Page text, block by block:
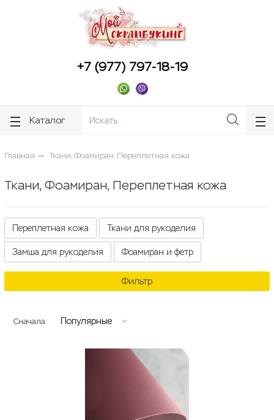
+7 (977) 797-18-19
Каталог
Главная Ткани, Фоамиран, Переплетная кожа
Ткани, Фоамиран, Переплетная кожа
Переплетная кожа Ткани для рукоделия
Замша для рукоделия Фоамиран и фетр
Фильтр
Сначала: Популярные